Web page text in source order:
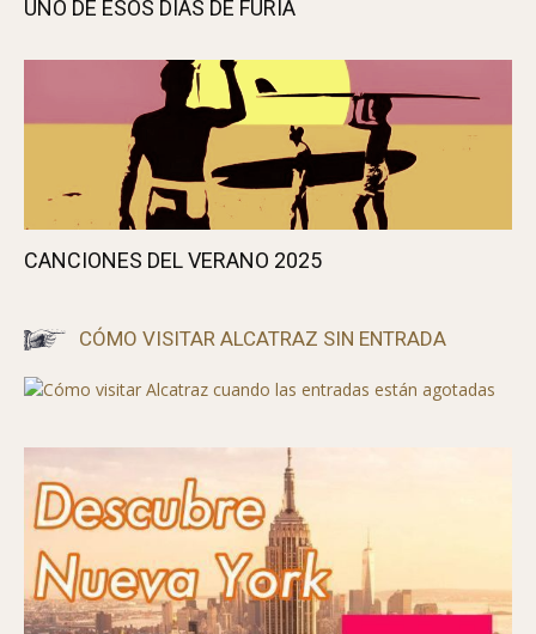
UNO DE ESOS DÍAS DE FURIA
CANCIONES DEL VERANO 2025
CÓMO VISITAR ALCATRAZ SIN ENTRADA